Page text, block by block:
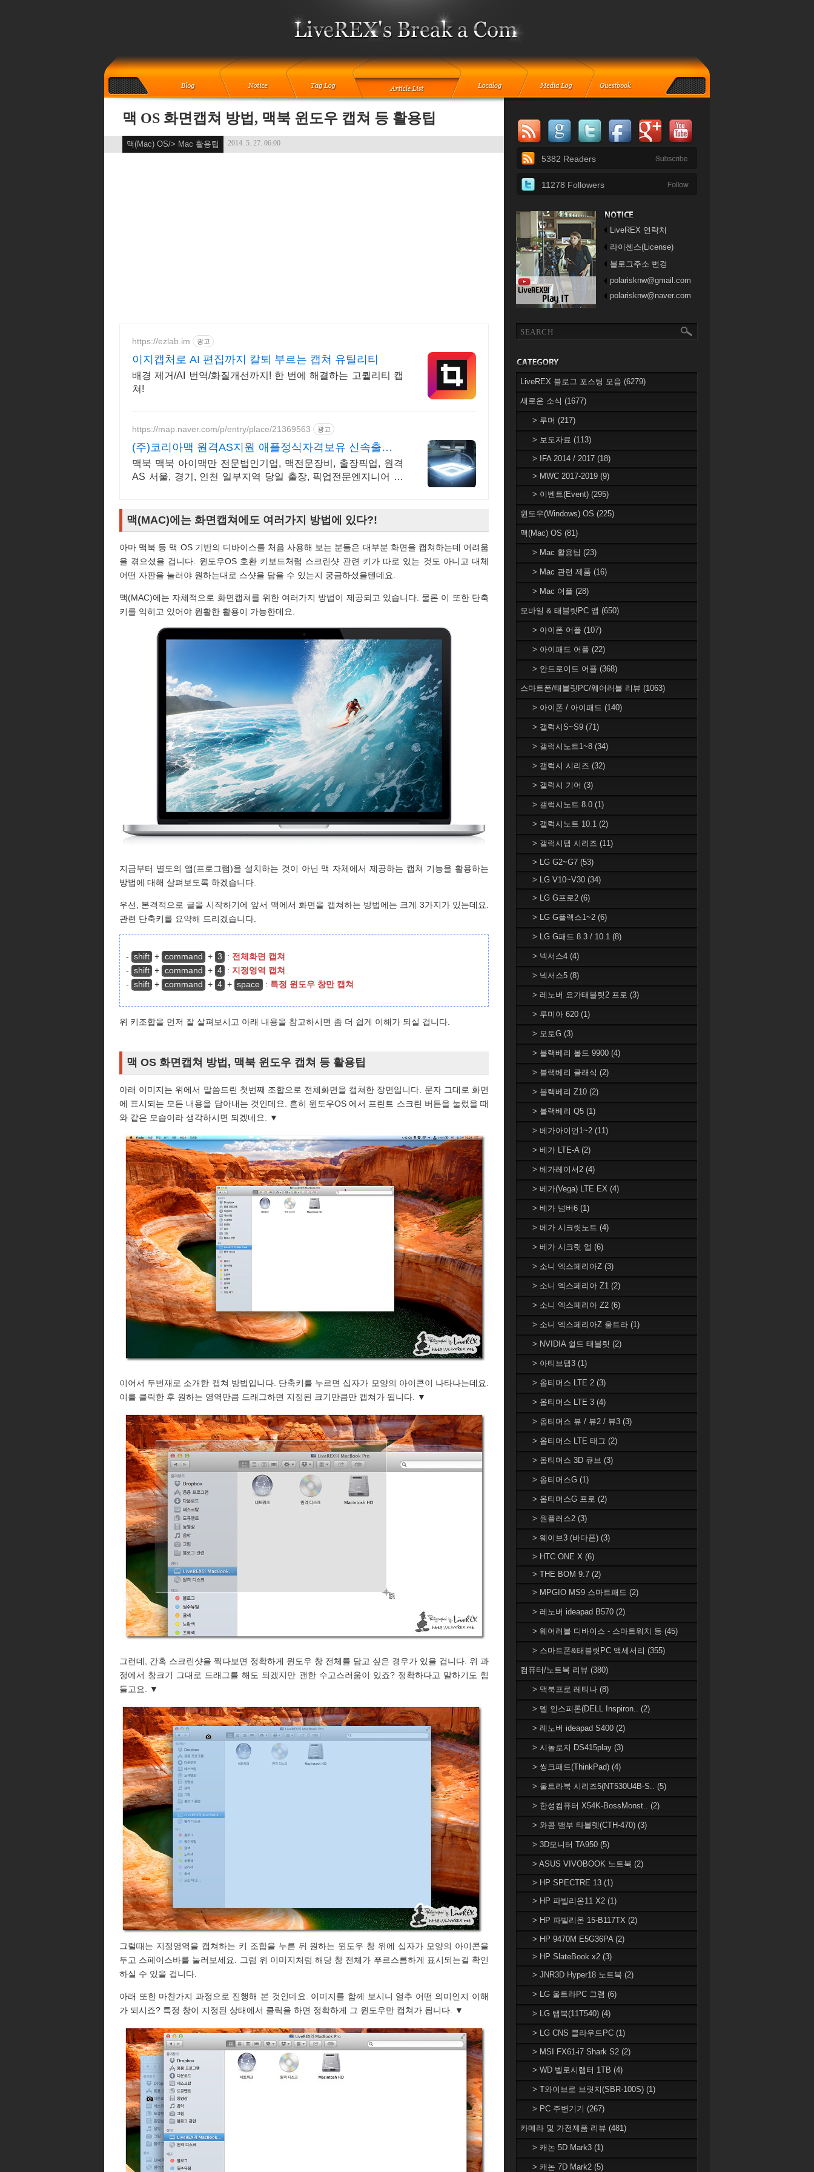
맥 OS 화면캡쳐 방법, 맥북 윈도우 캡쳐 등 활용팁
맥(Mac) OS/> Mac 활용팁 2014. 5. 27. 06:00
https://ezlab.im 광고
이지캡처로 AI 편집까지 칼퇴 부르는 캡쳐 유틸리티
배경 제거/AI 번역/화질개선까지! 한 번에 해결하는 고퀄리티 캡
쳐!
https://map.naver.com/p/entry/place/21369563 광고
(주)코리아맥 원격AS지원 애플정식자격보유 신속출장점
검
맥북 맥북 아이맥만 전문법인기업, 맥전문장비, 출장픽업, 원격
AS 서울, 경기, 인천 일부지역 당일 출장, 픽업전문엔지니어 대
맥(MAC)에는 화면캡쳐에도 여러가지 방법에 있다?!
아마 맥북 등 맥 OS 기반의 디바이스를 처음 사용해 보는 분들은 대부분 화면을 캡쳐하는데 어려움
을 겪으셨을 겁니다. 윈도우OS 호환 키보드처럼 스크린샷 관련 키가 따로 있는 것도 아니고 대체
어떤 자판을 눌러야 원하는대로 스샷을 담을 수 있는지 궁금하셨을텐데요.
맥(MAC)에는 자체적으로 화면캡쳐를 위한 여러가지 방법이 제공되고 있습니다. 물론 이 또한 단축
키를 익히고 있어야 원활한 활용이 가능한데요.
지금부터 별도의 앱(프로그램)을 설치하는 것이 아닌 맥 자체에서 제공하는 캡쳐 기능을 활용하는
방법에 대해 살펴보도록 하겠습니다.
우선, 본격적으로 글을 시작하기에 앞서 맥에서 화면을 캡쳐하는 방법에는 크게 3가지가 있는데요.
관련 단축키를 요약해 드리겠습니다.
- shift + command + 3 : 전체화면 캡쳐
- shift + command + 4 : 지정영역 캡쳐
- shift + command + 4 + space : 특정 윈도우 창만 캡쳐
위 키조합을 먼저 잘 살펴보시고 아래 내용을 참고하시면 좀 더 쉽게 이해가 되실 겁니다.
맥 OS 화면캡쳐 방법, 맥북 윈도우 캡쳐 등 활용팁
아래 이미지는 위에서 말씀드린 첫번째 조합으로 전체화면을 캡쳐한 장면입니다. 문자 그대로 화면
에 표시되는 모든 내용을 담아내는 것인데요. 흔히 윈도우OS 에서 프린트 스크린 버튼을 눌렀을 때
와 같은 모습이라 생각하시면 되겠네요. ▼
이어서 두번재로 소개한 캡쳐 방법입니다. 단축키를 누르면 십자가 모양의 아이콘이 나타나는데요.
이를 클릭한 후 원하는 영역만큼 드래그하면 지정된 크기만큼만 캡쳐가 됩니다. ▼
그런데, 간혹 스크린샷을 찍다보면 정확하게 윈도우 창 전체를 담고 싶은 경우가 있을 겁니다. 위 과
정에서 창크기 그대로 드래그를 해도 되겠지만 괜한 수고스러움이 있죠? 정확하다고 말하기도 힘
들고요. ▼
그럴때는 지정영역을 캡쳐하는 키 조합을 누른 뒤 원하는 윈도우 창 위에 십자가 모양의 아이콘을
두고 스페이스바를 눌러보세요. 그럼 위 이미지처럼 해당 창 전체가 푸르스름하게 표시되는걸 확인
하실 수 있을 겁니다.
아래 또한 마찬가지 과정으로 진행해 본 것인데요. 이미지를 함께 보시니 얼추 어떤 의미인지 이해
가 되시죠? 특정 창이 지정된 상태에서 클릭을 하면 정확하게 그 윈도우만 캡쳐가 됩니다. ▼
5382 Readers
11278 Followers
LiveREX 연락처
라이센스(License)
블로그주소 변경
polarisknw@gmail.com
polarisknw@naver.com
LiveREX 블로그 포스팅 모음 (6279)
새로운 소식 (1677)
> 루머 (217)
> 보도자료 (113)
> IFA 2014 / 2017 (18)
> MWC 2017-2019 (9)
> 이벤트(Event) (295)
윈도우(Windows) OS (225)
맥(Mac) OS (81)
> Mac 활용팁 (23)
> Mac 관련 제품 (16)
> Mac 어플 (28)
모바일 & 태블릿PC 앱 (650)
> 아이폰 어플 (107)
> 아이패드 어플 (22)
> 안드로이드 어플 (368)
스마트폰/태블릿PC/웨어러블 리뷰 (1063)
> 아이폰 / 아이패드 (140)
> 갤럭시S~S9 (71)
> 갤럭시노트1~8 (34)
> 갤럭시 시리즈 (32)
> 갤럭시 기어 (3)
> 갤럭시노트 8.0 (1)
> 갤럭시노트 10.1 (2)
> 갤럭시탭 시리즈 (11)
> LG G2~G7 (53)
> LG V10~V30 (34)
> LG G프로2 (6)
> LG G플렉스1~2 (6)
> LG G패드 8.3 / 10.1 (8)
> 넥서스4 (4)
> 넥서스5 (8)
> 레노버 요가태블릿2 프로 (3)
> 루미아 620 (1)
> 모토G (3)
> 블랙베리 볼드 9900 (4)
> 블랙베리 클래식 (2)
> 블랙베리 Z10 (2)
> 블랙베리 Q5 (1)
> 베가아이언1~2 (11)
> 베가 LTE-A (2)
> 베가레이서2 (4)
> 베가(Vega) LTE EX (4)
> 베가 넘버6 (1)
> 베가 시크릿노트 (4)
> 베가 시크릿 업 (6)
> 소니 엑스페리아Z (3)
> 소니 엑스페리아 Z1 (2)
> 소니 엑스페리아 Z2 (6)
> 소니 엑스페리아Z 울트라 (1)
> NVIDIA 쉴드 태블릿 (2)
> 아티브탭3 (1)
> 옵티머스 LTE 2 (3)
> 옵티머스 LTE 3 (4)
> 옵티머스 뷰 / 뷰2 / 뷰3 (3)
> 옵티머스 LTE 태그 (2)
> 옵티머스 3D 큐브 (3)
> 옵티머스G (1)
> 옵티머스G 프로 (2)
> 원플러스2 (3)
> 웨이브3 (바다폰) (3)
> HTC ONE X (6)
> THE BOM 9.7 (2)
> MPGIO MS9 스마트패드 (2)
> 레노버 ideapad B570 (2)
> 웨어러블 디바이스 - 스마트워치 등 (45)
> 스마트폰&태블릿PC 액세서리 (355)
컴퓨터/노트북 리뷰 (380)
> 맥북프로 레티나 (8)
> 델 인스피론(DELL Inspiron.. (2)
> 레노버 ideapad S400 (2)
> 시놀로지 DS415play (3)
> 씽크패드(ThinkPad) (4)
> 울트라북 시리즈5(NT530U4B-S.. (5)
> 한성컴퓨터 X54K-BossMonst.. (2)
> 와콤 뱀부 타블렛(CTH-470) (3)
> 3D모니터 TA950 (5)
> ASUS VIVOBOOK 노트북 (2)
> HP SPECTRE 13 (1)
> HP 파빌리온11 X2 (1)
> HP 파빌리온 15-B117TX (2)
> HP 9470M E5G36PA (2)
> HP SlateBook x2 (3)
> JNR3D Hyper18 노트북 (2)
> LG 울트라PC 그램 (6)
> LG 탭북(11T540) (4)
> LG CNS 클라우드PC (1)
> MSI FX61-i7 Shark S2 (2)
> WD 벨로시랩터 1TB (4)
> T와이브로 브릿지(SBR-100S) (1)
> PC 주변기기 (267)
카메라 및 가전제품 리뷰 (481)
> 캐논 5D Mark3 (1)
> 캐논 7D Mark2 (5)